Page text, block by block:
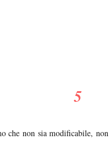
che non sia modificabile, non